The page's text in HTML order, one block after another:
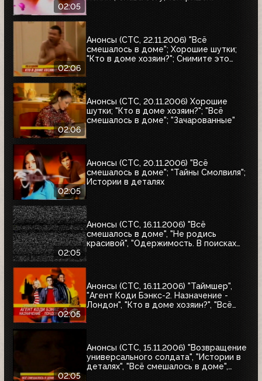
02:05
02:06
Анонсы (СТС, 22.11.2006) "Всё
смешалось в доме"; Хорошие шутки;
"Кто в доме хозяин?"; Снимите это
02:06
Анонсы (СТС, 20.11.2006) Хорошие
шутки; "Кто в доме хозяин?"; "Всё
смешалось в доме"; "Зачарованные"
02:05
Анонсы (СТС, 20.11.2006) "Всё
смешалось в доме"; "Тайны Смолвиля";
Истории в деталях
02:05
Анонсы (СТС, 16.11.2006) "Всё
смешалось в доме", "Не родись
красивой", "Одержимость. В поисках
02:05
Анонсы (СТС, 16.11.2006) "Таймшер",
"Агент Коди Бэнкс-2. Назначение -
Лондон", "Кто в доме хозяин?", "Всё
02:05
Анонсы (СТС, 15.11.2006) "Возвращение
универсального солдата", "Истории в
деталях", "Всё смешалось в доме",